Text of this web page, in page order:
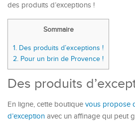
des produits d’exceptions !
Sommaire
1. Des produits d’exceptions !
2. Pour un brin de Provence !
Des produits
En ligne, cette boutique vous propose
d’exception avec un affinage qui peut